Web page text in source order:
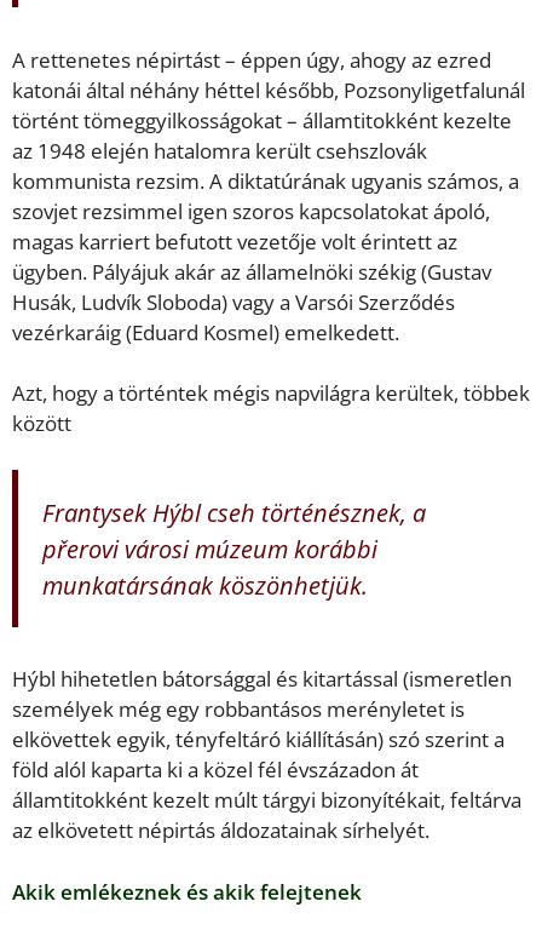
A rettenetes népirtást – éppen úgy, ahogy az ezred
katonái által néhány héttel később, Pozsonyligetfalunál
történt tömeggyilkosságokat – államtitokként kezelte
az 1948 elején hatalomra került csehszlovák
kommunista rezsim. A diktatúrának ugyanis számos, a
szovjet rezsimmel igen szoros kapcsolatokat ápoló,
magas karriert befutott vezetője volt érintett az
ügyben. Pályájuk akár az államelnöki székig (Gustav
Husák, Ludvík Sloboda) vagy a Varsói Szerződés
vezérkaráig (Eduard Kosmel) emelkedett.
Azt, hogy a történtek mégis napvilágra kerültek, többek
között
Frantysek Hýbl cseh történésznek, a
přerovi városi múzeum korábbi
munkatársának köszönhetjük.
Hýbl hihetetlen bátorsággal és kitartással (ismeretlen
személyek még egy robbantásos merényletet is
elkövettek egyik, tényfeltáró kiállításán) szó szerint a
föld alól kaparta ki a közel fél évszázadon át
államtitokként kezelt múlt tárgyi bizonyítékait, feltárva
az elkövetett népirtás áldozatainak sírhelyét.
Akik emlékeznek és akik felejtenek